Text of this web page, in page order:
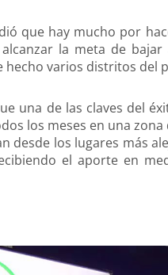
que hay mucho por
la meta de
hecho varios distritos del
una de las claves del
los meses en una
desde los lugares más
el aporte en